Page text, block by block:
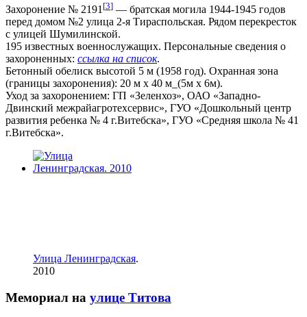
Захоронение № 2191 [3] — братская могила 1944-1945 годов
перед домом №2 улица 2-я Тираспольская. Рядом перекресток
с улицей Шумилинской.
195 известных военнослужащих. Персональные сведения о
захороненных: ссылка на список.
Бетонный обелиск высотой 5 м (1958 год). Охранная зона
(границы захоронения): 20 м х 40 м_(5м х 6м).
Уход за захоронением: ГП «Зеленхоз», ОАО «Западно-
Двинский межрайагротехсервис», ГУО «Дошкольный центр
развития ребенка № 4 г.Витебска», ГУО «Средняя школа № 41
г.Витебска».
Улица Ленинградская.
2010
Мемориал на улице Титова